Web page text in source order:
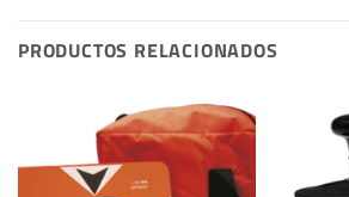
PRODUCTOS RELACIONADOS